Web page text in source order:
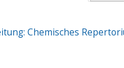
Chemisches